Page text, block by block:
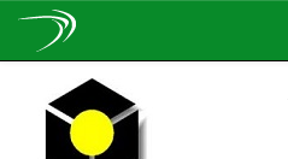
navigation